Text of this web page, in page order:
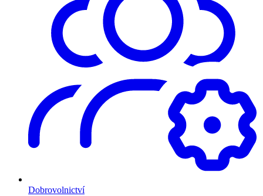
Dobrovolnictví